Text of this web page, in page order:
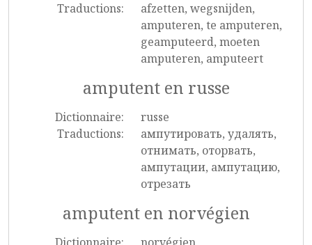
Traductions:
afzetten, wegsnijden,
amputeren, te amputeren,
geamputeerd, moeten
amputeren, amputeert
amputent en russe
Dictionnaire:
russe
Traductions:
ампутировать, удалять,
отнимать, оторвать,
ампутации, ампутацию,
отрезать
amputent en norvégien